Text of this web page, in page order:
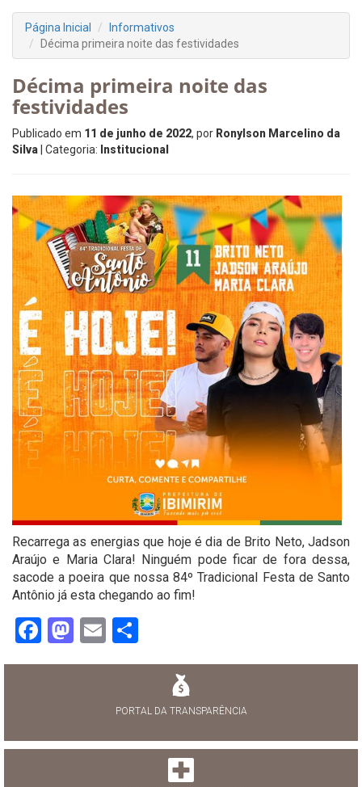
Página Inicial
Informativos
Décima primeira noite das festividades
Décima primeira noite das
festividades
Publicado em 11 de junho de 2022, por Ronylson Marcelino da
Silva | Categoria: Institucional
Recarrega as energias que hoje é dia de Brito Neto, Jadson
Araújo e Maria Clara! Ninguém pode ficar de fora dessa,
sacode a poeira que nossa 84º Tradicional Festa de Santo
Antônio já esta chegando ao fim!
Facebook
Mastodon
Email
PORTAL DA TRANSPARÊNCIA